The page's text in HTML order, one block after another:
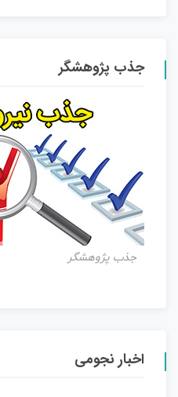
جذب پژوهشگر
جذب پژوهشگر
اخبار نجومی